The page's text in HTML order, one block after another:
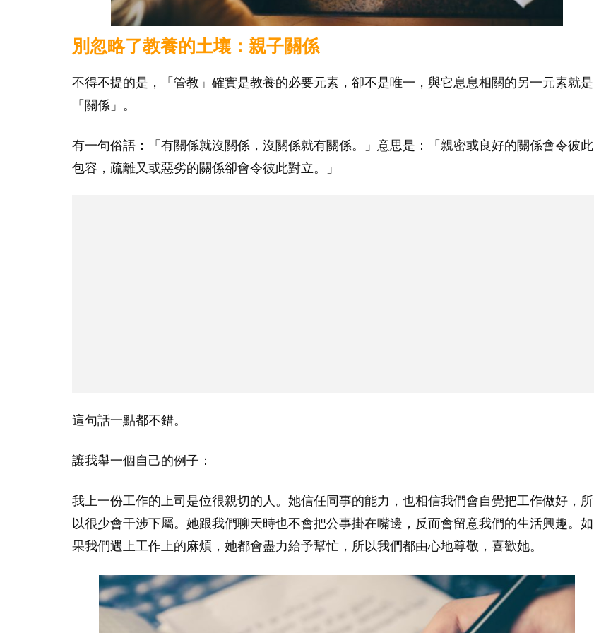
別忽略了教養的土壤：親子關係
不得不提的是，「管教」確實是教養的必要元素，卻不是唯一，與它息息相關的另一元素就是
「關係」。
有一句俗語：「有關係就沒關係，沒關係就有關係。」意思是：「親密或良好的關係會令彼此
包容，疏離又或惡劣的關係卻會令彼此對立。」
這句話一點都不錯。
讓我舉一個自己的例子：
我上一份工作的上司是位很親切的人。她信任同事的能力，也相信我們會自覺把工作做好，所
以很少會干涉下屬。她跟我們聊天時也不會把公事掛在嘴邊，反而會留意我們的生活興趣。如
果我們遇上工作上的麻煩，她都會盡力給予幫忙，所以我們都由心地尊敬，喜歡她。